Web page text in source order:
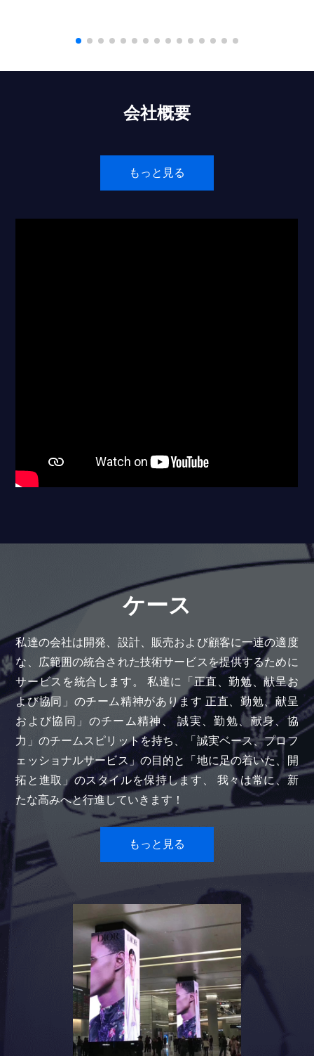
会社概要
もっと見る
ケース
私達の会社は開発、設計、販売および顧客に一連の適度
な、広範囲の統合された技術サービスを提供するために
サービスを統合します。 私達に「正直、勤勉、献呈お
よび協同」のチーム精神があります 正直、勤勉、献呈
および協同」のチーム精神、 誠実、勤勉、献身、協
力」のチームスピリットを持ち、「誠実ベース、プロフ
ェッショナルサービス」の目的と「地に足の着いた、開
拓と進取」のスタイルを保持します、 我々は常に、新
たな高みへと行進していきます！
もっと見る